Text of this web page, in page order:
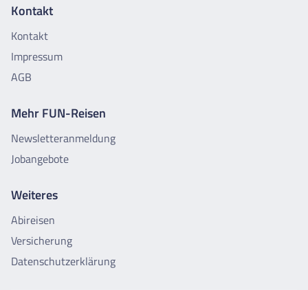
Kontakt
Kontakt
Impressum
AGB
Mehr FUN-Reisen
Newsletteranmeldung
Jobangebote
Weiteres
Abireisen
Versicherung
Datenschutzerklärung